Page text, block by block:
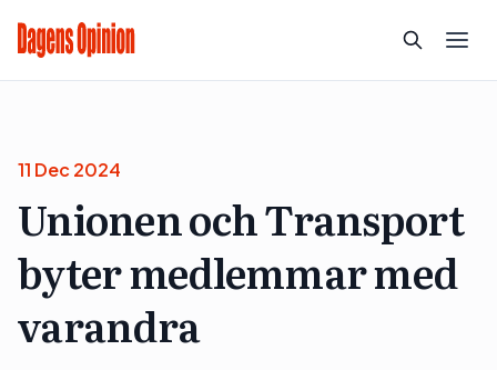
11 Dec 2024
Unionen och Transport
byter medlemmar med
varandra